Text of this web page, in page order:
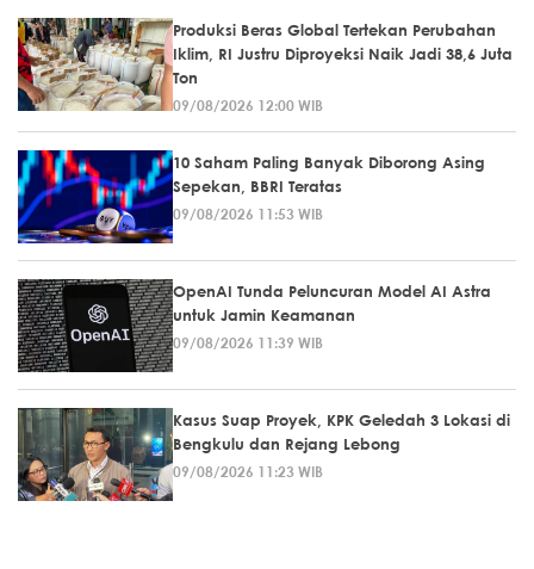
Produksi Beras Global Tertekan Perubahan
Iklim, RI Justru Diproyeksi Naik Jadi 38,6 Juta
Ton
09/08/2026 12:00 WIB
10 Saham Paling Banyak Diborong Asing
Sepekan, BBRI Teratas
09/08/2026 11:53 WIB
OpenAI Tunda Peluncuran Model AI Astra
untuk Jamin Keamanan
09/08/2026 11:39 WIB
Kasus Suap Proyek, KPK Geledah 3 Lokasi di
Bengkulu dan Rejang Lebong
09/08/2026 11:23 WIB